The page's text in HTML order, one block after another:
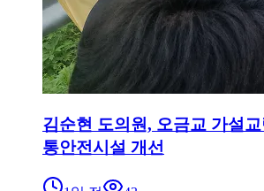
김순현 도의원, 오금교 가설
통안전시설 개선